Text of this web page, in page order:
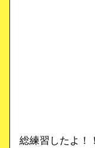
総練習したよ！！